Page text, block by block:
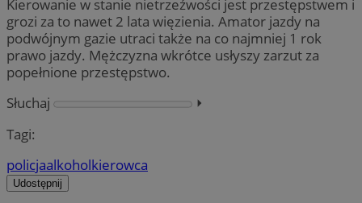
Kierowanie w stanie nietrzeźwości jest przestępstwem i
grozi za to nawet 2 lata więzienia. Amator jazdy na
podwójnym gazie utraci także na co najmniej 1 rok
prawo jazdy. Mężczyzna wkrótce usłyszy zarzut za
popełnione przestępstwo.
Słuchaj
⏵︎
Tagi:
policjaalkoholkierowca
Udostępnij